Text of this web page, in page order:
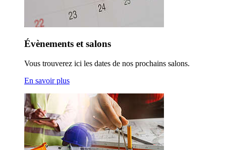
Évènements et salons
Vous trouverez ici les dates de nos prochains salons.
En savoir plus